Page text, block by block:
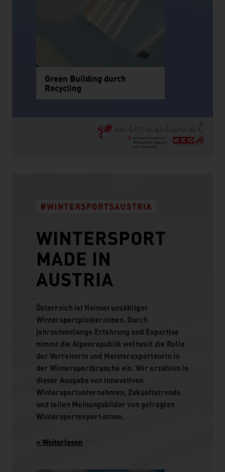
Green Building durch
Recycling
WINTERSPORT
MADE IN
AUSTRIA
#WINTERSPORTSAUSTRIA
Österreich ist Heimat unzähliger
Wintersportpionier:innen. Durch
jahrzehntelange Erfahrung und Expertise
nimmt die Alpenrepublik weltweit die Rolle
der Vorreiterin und Meisterexporteurin in
der Wintersportbranche ein. Wir erzählen in
dieser Ausgabe von innovativen
Wintersportunternehmen, Zukunftstrends
und teilen Meinungsbilder von gefragten
Wintersportexpert:innen.